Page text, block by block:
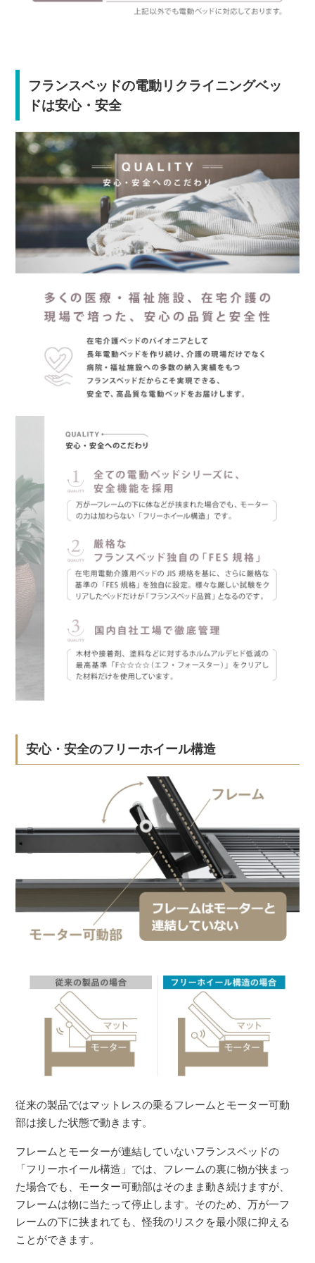
フランスベッドの電動リクライニングベッ
ドは安心・安全
安心・安全のフリーホイール構造
従来の製品ではマットレスの乗るフレームとモーター可動
部は接した状態で動きます。
フレームとモーターが連結していないフランスベッドの
「フリーホイール構造」では、フレームの裏に物が挟まっ
た場合でも、モーター可動部はそのまま動き続けますが、
フレームは物に当たって停止します。そのため、万が一フ
レームの下に挟まれても、怪我のリスクを最小限に抑える
ことができます。